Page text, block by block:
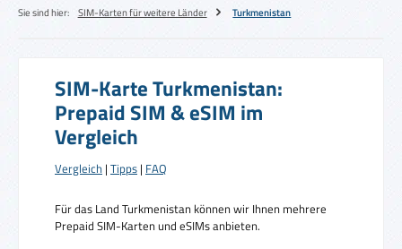
Sie sind hier: SIM-Karten für weitere Länder Turkmenistan
SIM-Karte Turkmenistan:
Prepaid SIM & eSIM im
Vergleich
Vergleich | Tipps | FAQ
Für das Land Turkmenistan können wir Ihnen mehrere
Prepaid SIM-Karten und eSIMs anbieten.